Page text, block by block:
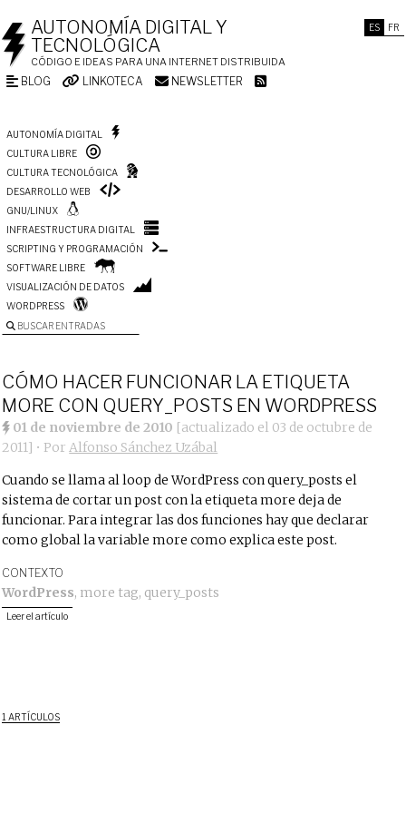
ES FR
AUTONOMÍA DIGITAL Y
TECNOLÓGICA
CÓDIGO E IDEAS PARA UNA INTERNET DISTRIBUIDA
BLOG LINKOTECA NEWSLETTER
AUTONOMÍA DIGITAL
CULTURA LIBRE
CULTURA TECNOLÓGICA
DESARROLLO WEB
GNU/LINUX
INFRAESTRUCTURA DIGITAL
SCRIPTING Y PROGRAMACIÓN
SOFTWARE LIBRE
VISUALIZACIÓN DE DATOS
WORDPRESS
BUSCAR ENTRADAS
CÓMO HACER FUNCIONAR LA ETIQUETA
MORE CON QUERY_POSTS EN WORDPRESS
01 de noviembre de 2010 [actualizado el 03 de octubre de
2011] • PorAlfonso Sánchez Uzábal
Cuando se llama al loop de WordPress con query_posts el
sistema de cortar un post con la etiqueta more deja de
funcionar. Para integrar las dos funciones hay que declarar
como global la variable more como explica este post.
CONTEXTO
WordPress, more tag, query_posts
Leer el artículo
1 ARTÍCULOS